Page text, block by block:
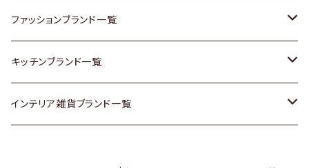
その他家具
Vintageヴィンテージ / Antiqueアンティーク
Designers / デザイナーズ
スカーフ
腕時計
Vintage / ヴィンテージ
銀製品
和物 / 作家物
その他キッチン雑貨
ACME Furniture / アクメ ファニチャー
ACTUS / アクタス
arflex / アルフレックス
ファッションブランド一覧
agnes b / アニエス ベー
BALLY / バリー
キッチンブランド一覧
ARABIA / アラビア
インテリア雑貨ブランド一覧